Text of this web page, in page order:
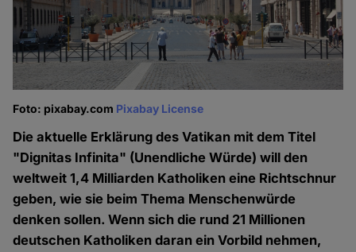
Foto: pixabay.com Pixabay License
Die aktuelle Erklärung des Vatikan mit dem Titel
"Dignitas Infinita" (Unendliche Würde) will den
weltweit 1,4 Milliarden Katholiken eine Richtschnur
geben, wie sie beim Thema Menschenwürde
denken sollen. Wenn sich die rund 21 Millionen
deutschen Katholiken daran ein Vorbild nehmen,